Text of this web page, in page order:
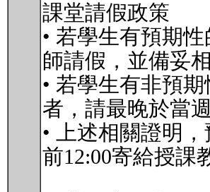
課堂請假政策
• 若學生有預期
師請假，並備妥
• 若學生有非預
者，請最晚於當
• 上述相關證明
前12:00寄給授課